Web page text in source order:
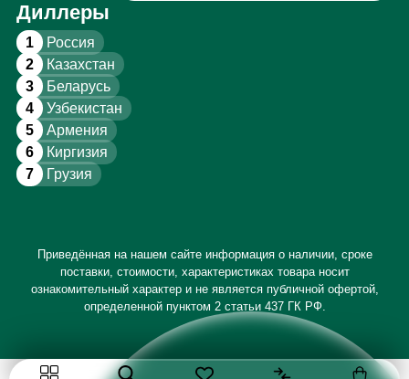
Диллеры
1 Россия
2 Казахстан
3 Беларусь
4 Узбекистан
5 Армения
6 Киргизия
7 Грузия
Приведённая на нашем сайте информация о наличии, сроке
поставки, стоимости, характеристиках товара носит
ознакомительный характер и не является публичной офертой,
определенной пунктом 2 статьи 437 ГК РФ.